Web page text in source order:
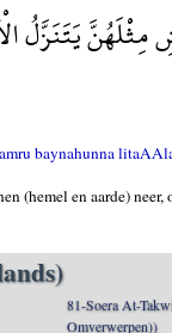
يَتَنَزَّلُ
baynahunna
(hemel en aarde)
81-Soera At-
Omverwerpen))